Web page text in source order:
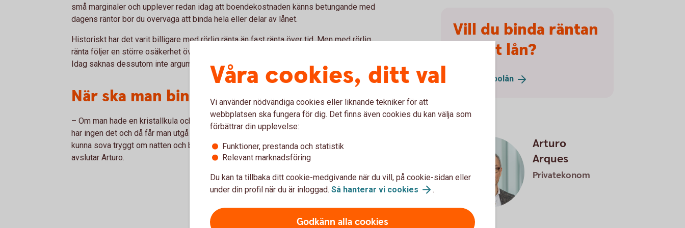
små marginaler och upplever redan idag att boendekostnaden känns betungande med
dagens räntor bör du överväga att binda hela eller delar av lånet.
Historiskt har det varit billigare med rörlig ränta än fast ränta över tid. Men med rörlig
ränta följer en större osäkerhet över vilken boendekostnad du kommer att få i framtiden.
Idag saknas dessutom inte argument för att binda lånen till fast ränta.
När ska man binda lånen?
– Om man hade en kristallkula och kunde se in i framtiden skulle det vara enkelt. Men nu
har ingen det och då får man utgå från sina egna förutsättningar och önskemålet av att
kunna sova tryggt om natten och behovet av att veta den verkliga boendekostnaden,
avslutar Arturo.
Vill du binda räntan
på ditt lån?
bolån
Arturo
Arques
Privatekonom
Våra cookies, ditt val
Vi använder nödvändiga cookies eller liknande tekniker för att
webbplatsen ska fungera för dig. Det finns även cookies du kan välja som
förbättrar din upplevelse:
Funktioner, prestanda och statistik
Relevant marknadsföring
Du kan ta tillbaka ditt cookie-medgivande när du vill, på cookie-sidan eller
under din profil när du är inloggad. Så hanterar vi cookies .
Godkänn alla cookies